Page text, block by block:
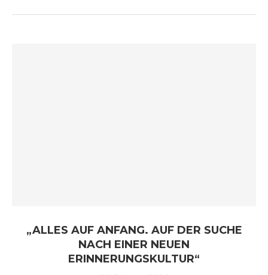
„ALLES AUF ANFANG. AUF DER SUCHE
NACH EINER NEUEN
ERINNERUNGSKULTUR“